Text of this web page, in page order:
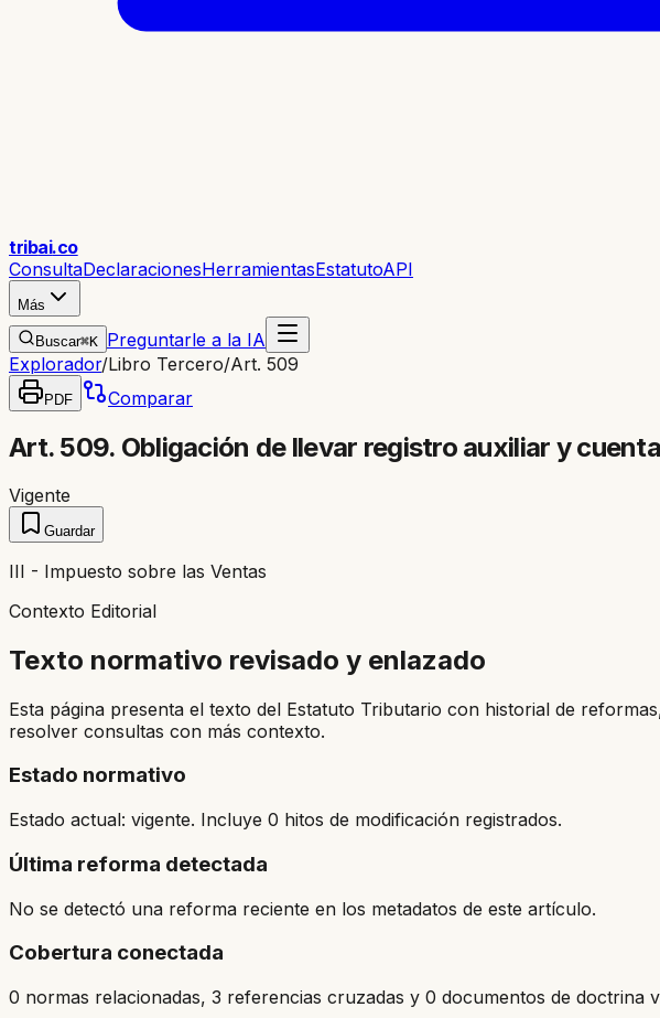
tribai.co
ConsultaDeclaracionesHerramientasEstatutoAPI
Más
Buscar⌘K Preguntarle a la IA
Explorador/Libro Tercero/Art. 509
PDF Comparar
Art. 509. Obligación de llevar registro auxiliar y
Vigente
Guardar
III - Impuesto sobre las Ventas
Contexto Editorial
Texto normativo revisado y enlazado
Esta página presenta el texto del Estatuto Tributario con historial de
resolver consultas con más contexto.
Estado normativo
Estado actual: vigente. Incluye 0 hitos de modificación registrados.
Última reforma detectada
No se detectó una reforma reciente en los metadatos de este artículo.
Cobertura conectada
0 normas relacionadas, 3 referencias cruzadas y 0 documentos de doctrina